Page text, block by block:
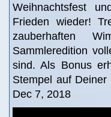
Weihnachtsfest
Frieden wieder!
zauberhaften
Sammleredition
sind. Als Bonus
Stempel auf
Dec 7, 2018